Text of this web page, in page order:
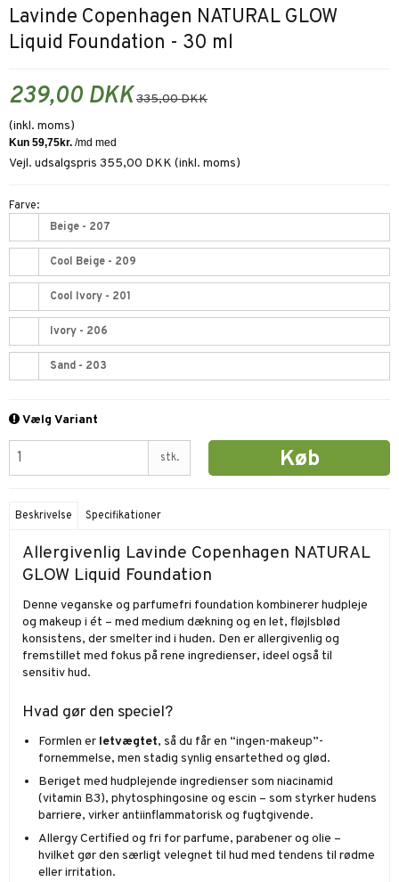
Lavinde Copenhagen NATURAL GLOW
Liquid Foundation - 30 ml
239,00 DKK335,00 DKK
(inkl. moms)
Vejl. udsalgspris 355,00 DKK (inkl. moms)
Farve:
Beige - 207
Cool Beige - 209
Cool Ivory - 201
Ivory - 206
Sand - 203
Vælg Variant
stk. Køb
Beskrivelse Specifikationer
Allergivenlig Lavinde Copenhagen NATURAL
GLOW Liquid Foundation
Denne veganske og parfumefri foundation kombinerer hudpleje
og makeup i ét – med medium dækning og en let, fløjlsblød
konsistens, der smelter ind i huden. Den er allergivenlig og
fremstillet med fokus på rene ingredienser, ideel også til
sensitiv hud.
Hvad gør den speciel?
Formlen er letvægtet, så du får en “ingen-makeup”-
fornemmelse, men stadig synlig ensartethed og glød.
Beriget med hudplejende ingredienser som niacinamid
(vitamin B3), phytosphingosine og escin – som styrker hudens
barriere, virker antiinflammatorisk og fugtgivende.
Allergy Certified og fri for parfume, parabener og olie –
hvilket gør den særligt velegnet til hud med tendens til rødme
eller irritation.